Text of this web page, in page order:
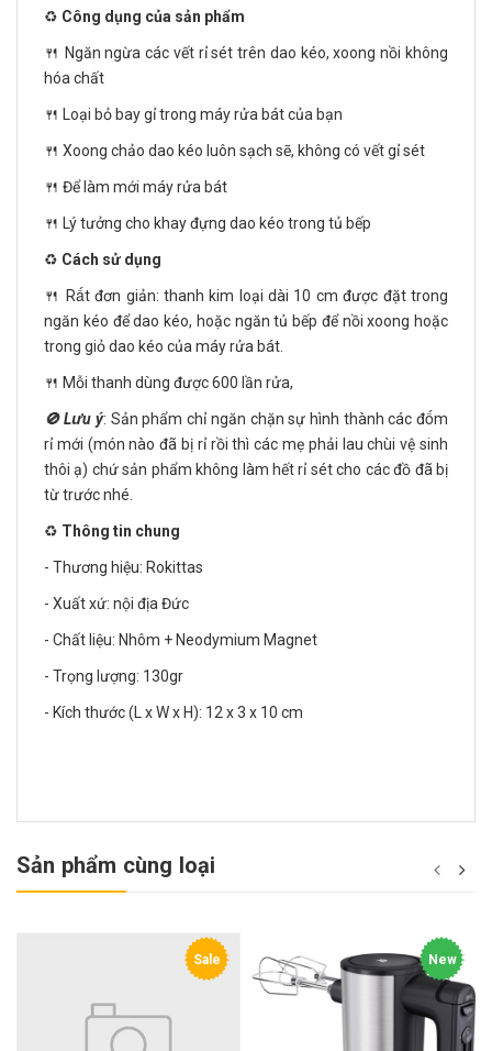
♻️ Công dụng của sản phẩm
🍴 Ngăn ngừa các vết rỉ sét trên dao kéo, xoong nồi không
hóa chất
🍴 Loại bỏ bay gỉ trong máy rửa bát của bạn
🍴 Xoong chảo dao kéo luôn sạch sẽ, không có vết gỉ sét
🍴 Để làm mới máy rửa bát
🍴 Lý tưởng cho khay đựng dao kéo trong tủ bếp
♻️ Cách sử dụng
🍴 Rất đơn giản: thanh kim loại dài 10 cm được đặt trong
ngăn kéo để dao kéo, hoặc ngăn tủ bếp để nồi xoong hoặc
trong giỏ dao kéo của máy rửa bát.
🍴 Mỗi thanh dùng được 600 lần rửa,
🚫 Lưu ý: Sản phẩm chỉ ngăn chặn sự hình thành các đốm
rỉ mới (món nào đã bị rỉ rồi thì các mẹ phải lau chùi vệ sinh
thôi ạ) chứ sản phẩm không làm hết rỉ sét cho các đồ đã bị
từ trước nhé.
♻️ Thông tin chung
- Thương hiệu: Rokittas
- Xuất xứ: nội địa Đức
- Chất liệu: Nhôm + Neodymium Magnet
- Trọng lượng: 130gr
- Kích thước (L x W x H): 12 x 3 x 10 cm
Sản phẩm cùng loại
Sale New